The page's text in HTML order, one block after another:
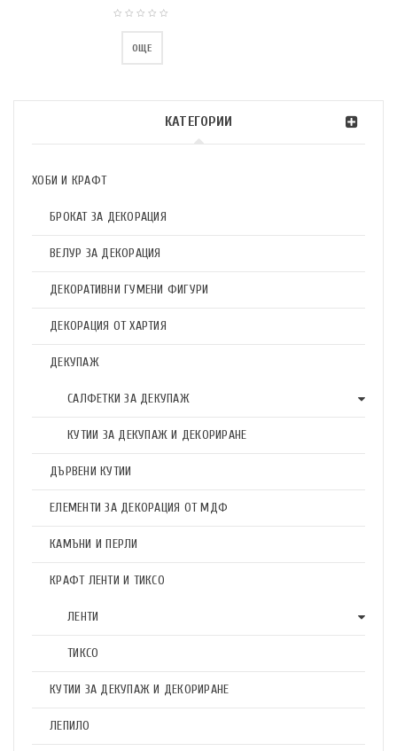
КАТЕГОРИИ
ХОБИ И КРАФТ
БРОКАТ ЗА ДЕКОРАЦИЯ
ВЕЛУР ЗА ДЕКОРАЦИЯ
ДЕКОРАТИВНИ ГУМЕНИ ФИГУРИ
ДЕКОРАЦИЯ ОТ ХАРТИЯ
ДЕКУПАЖ
САЛФЕТКИ ЗА ДЕКУПАЖ
КУТИИ ЗА ДЕКУПАЖ И ДЕКОРИРАНЕ
ДЪРВЕНИ КУТИИ
ЕЛЕМЕНТИ ЗА ДЕКОРАЦИЯ ОТ МДФ
КАМЪНИ И ПЕРЛИ
КРАФТ ЛЕНТИ И ТИКСО
ЛЕНТИ
ТИКСО
КУТИИ ЗА ДЕКУПАЖ И ДЕКОРИРАНЕ
ЛЕПИЛО
ОЩЕ